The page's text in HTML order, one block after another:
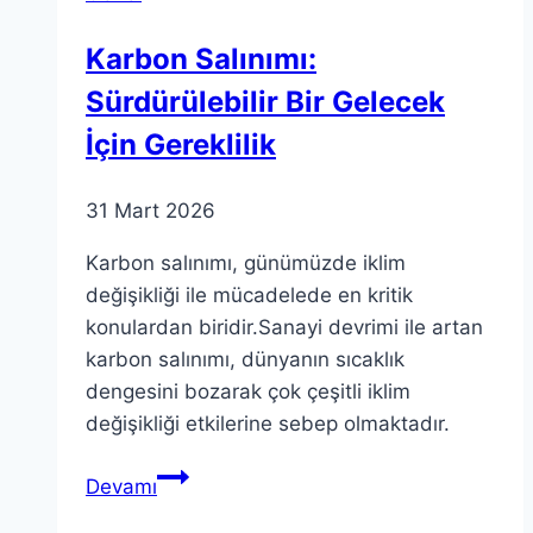
Stratejileri
Karbon Salınımı:
Sürdürülebilir Bir Gelecek
İçin Gereklilik
31 Mart 2026
Karbon salınımı, günümüzde iklim
değişikliği ile mücadelede en kritik
konulardan biridir.Sanayi devrimi ile artan
karbon salınımı, dünyanın sıcaklık
dengesini bozarak çok çeşitli iklim
değişikliği etkilerine sebep olmaktadır.
DevamıKarbon